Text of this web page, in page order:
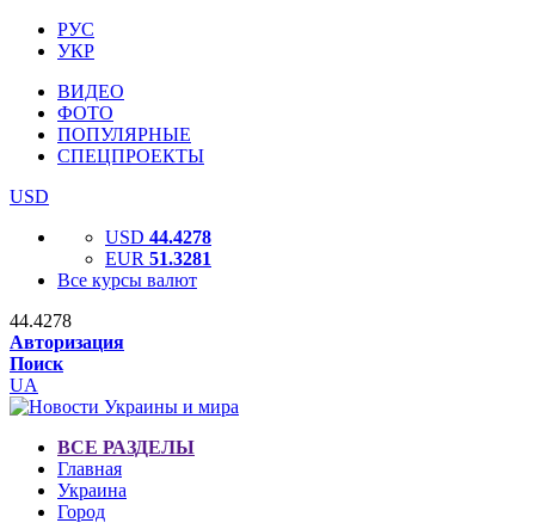
РУС
УКР
ВИДЕО
ФОТО
ПОПУЛЯРНЫЕ
СПЕЦПРОЕКТЫ
USD
USD 44.4278
EUR 51.3281
Все курсы валют
44.4278
Авторизация
Поиск
UA
ВСЕ РАЗДЕЛЫ
Главная
Украина
Город